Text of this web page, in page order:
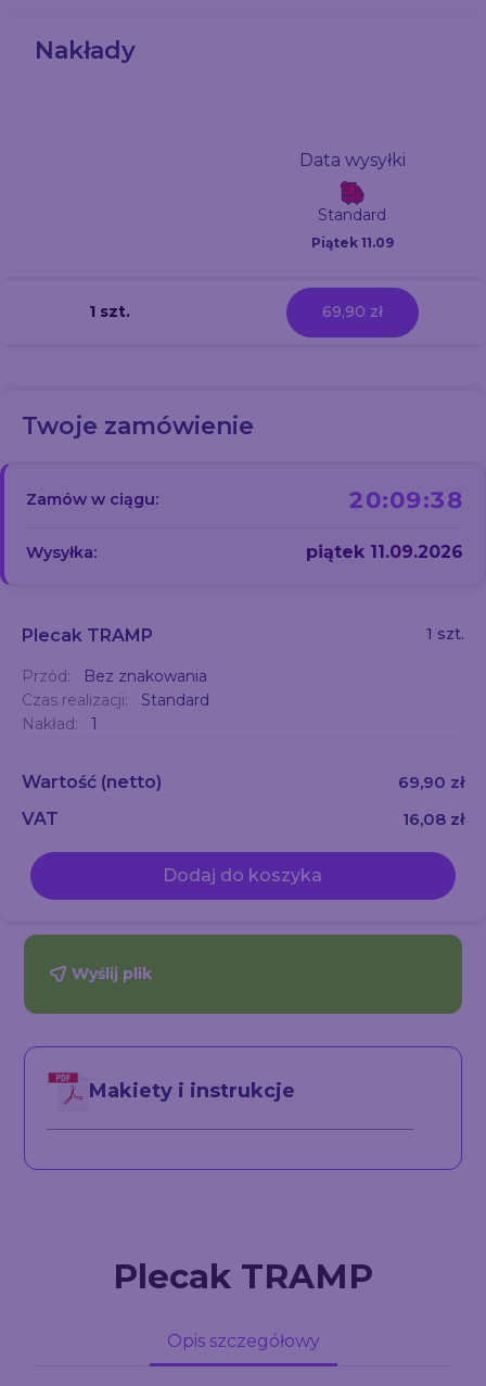
Nakłady
Data wysyłki
Standard
Piątek 11.09
1 szt. 69,90 zł
Twoje zamówienie
Zamów w ciągu: 20:09:37
Wysyłka: piątek 11.09.2026
Plecak TRAMP 1 szt.
Przód:
Bez znakowania
Czas realizacji:
Standard
Nakład:
1
Wartość (netto)
69,90 zł
VAT
16,08 zł
Dodaj do koszyka
Wyślij plik
Makiety i instrukcje
Plecak TRAMP
Opis szczegółowy